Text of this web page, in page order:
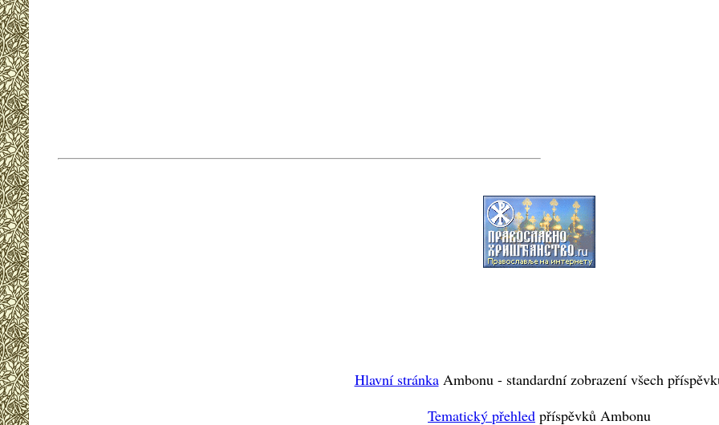
Hlavní stránkaAmbonu - standardní zobrazení všech
Tematický přehled příspěvků Ambonu